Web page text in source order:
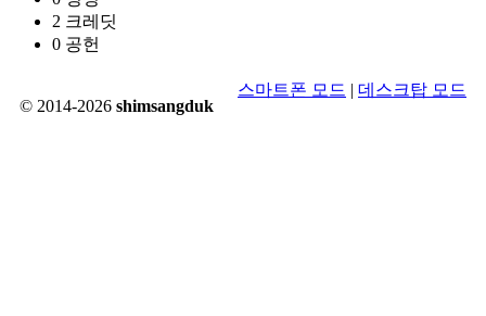
2 크레딧
0 공헌
© 2014-2026 shimsangduk
스마트폰 모드 | 데스크탑 모드